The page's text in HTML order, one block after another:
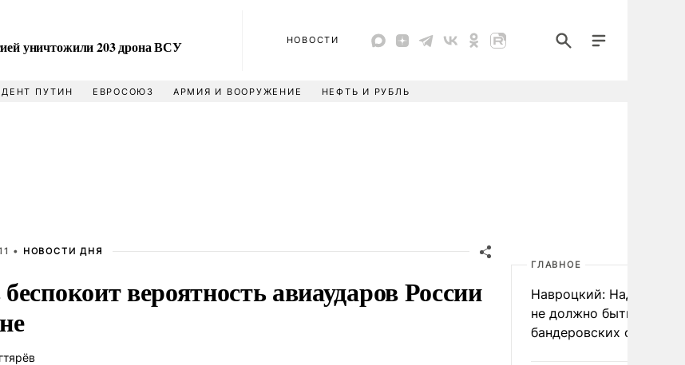
уничтожили 203 дрона ВСУ НОВОСТИ
ПУТИН ЕВРОСОЮЗ АРМИЯ И ВООРУЖЕНИЕ НЕФТЬ И РУБЛЬ
• НОВОСТИ ДНЯ
вероятность авиаударов России
ГЛАВНОЕ
Навроцкий: Над
не должно быть
бандеровских флагов